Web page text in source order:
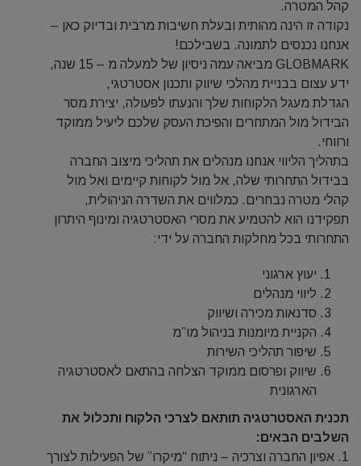
קהל המטרה.
נקודה זו הינה מהותית ובעלת חשיבות מרבית ובדיוק כאן –
אנחנו נכנסים לתמונה. בשבילכם!
GLOBMARK מביאה עמה ניסיון של למעלה מ – 15 שנה,
ידע עצום בבניית מהלכי שיווק ותכנון אסטרטגי,
הגדלת מעגל הלקוחות שלך והנעתו לפעולה, יצירת מסר
הבידול מול המתחרים והפיכת העסק שלכם ליעיל ממוקד
ורווחי.
בתהליך הליווי אנחנו מנהלים את תהליכי מיצוב החברה
בבידול התחרותי שלה, אל מול לקוחות קיימים ואל מול
קהלי מטרה נבחרים. כמלווים את השדרה הניהולית,
תפקידנו הוא להטמיע את מסרי האסטרטגיה ומינוף היתרון
התחרותי בכל מחלקות החברה על ידי:
יעוץ ארגוני
ליווי מנהלים
סדנאות מכירה ושיווק
הקניית מיומנות בניהול מו”מ
שיפור תהליכי השירות
שיווק ופרסום ממוקד הצלחה בהתאם לאסטרטגיה
הארגונית
תכנית האסטרטגיה תותאם לצרכי הלקוח ותכלול את
השלבים הבאים:
1. אפיון החברה וצרכיה – ניתוח “מיקרו” של הפעילות לצורך